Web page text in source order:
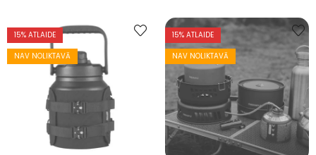
15% ATLAIDE
NAV NOLIKTAVĀ
15% ATLAIDE
NAV NOLIKTAVĀ